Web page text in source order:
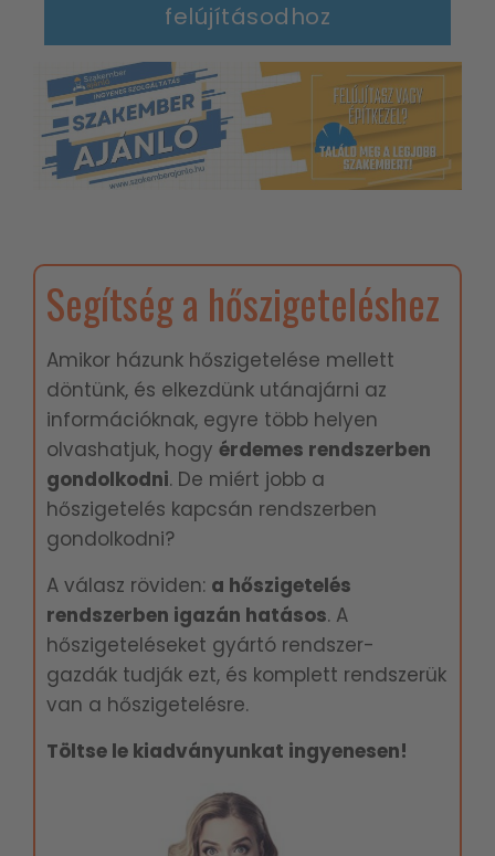
felújításodhoz
Segítség a hőszigeteléshez
Amikor házunk hőszigetelése mellett
döntünk, és elkezdünk utánajárni az
információknak, egyre több helyen
olvashatjuk, hogy érdemes rendszerben
gondolkodni. De miért jobb a
hőszigetelés kapcsán rendszerben
gondolkodni?
A válasz röviden: a hőszigetelés
rendszerben igazán hatásos. A
hőszigeteléseket gyártó rendszer-
gazdák tudják ezt, és komplett rendszerük
van a hőszigetelésre.
Töltse le kiadványunkat ingyenesen!